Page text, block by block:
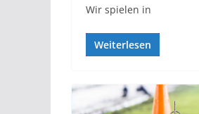
Wir spielen in
Weiterlesen